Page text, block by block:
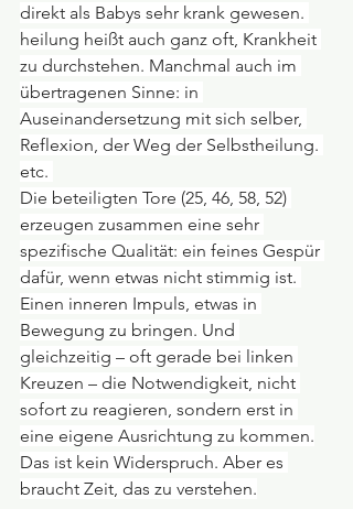
direkt als Babys sehr krank gewesen.
heilung heißt auch ganz oft, Krankheit
zu durchstehen. Manchmal auch im
übertragenen Sinne: in
Auseinandersetzung mit sich selber,
Reflexion, der Weg der Selbstheilung.
etc.
Die beteiligten Tore (25, 46, 58, 52)
erzeugen zusammen eine sehr
spezifische Qualität: ein feines Gespür
dafür, wenn etwas nicht stimmig ist.
Einen inneren Impuls, etwas in
Bewegung zu bringen. Und
gleichzeitig – oft gerade bei linken
Kreuzen – die Notwendigkeit, nicht
sofort zu reagieren, sondern erst in
eine eigene Ausrichtung zu kommen.
Das ist kein Widerspruch. Aber es
braucht Zeit, das zu verstehen.